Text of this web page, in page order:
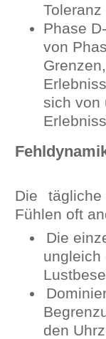
Phase
von
sich von
Die
Fühlen oft
Die
ungleich
den